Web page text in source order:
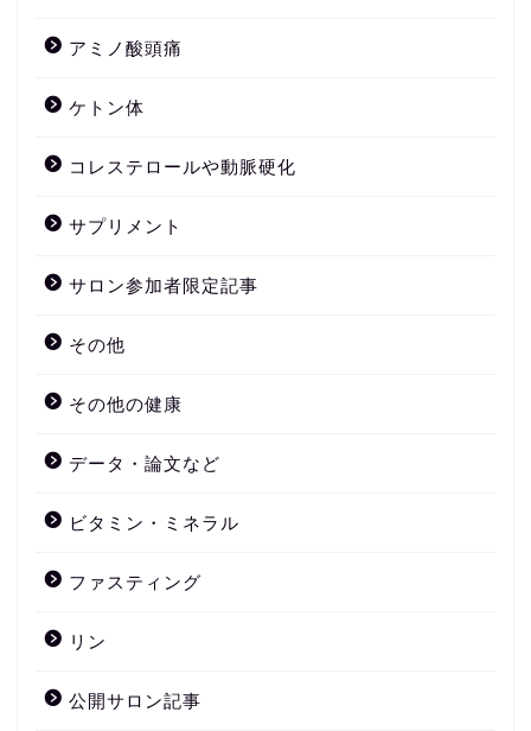
アミノ酸頭痛
ケトン体
コレステロールや動脈硬化
サプリメント
サロン参加者限定記事
その他
その他の健康
データ・論文など
ビタミン・ミネラル
ファスティング
リン
公開サロン記事